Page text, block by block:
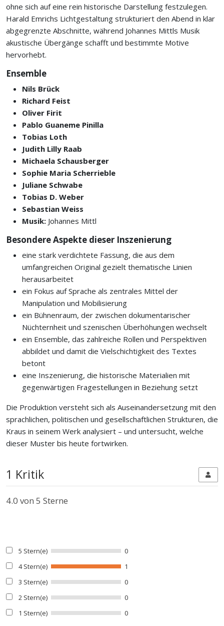
ohne sich auf eine rein historische Darstellung festzulegen.
Harald Emrichs Lichtgestaltung strukturiert den Abend in klar
abgegrenzte Abschnitte, während Johannes Mittls Musik
akustische Übergänge schafft und bestimmte Motive
hervorhebt.
Ensemble
Nils Brück
Richard Feist
Oliver Firit
Pablo Guaneme Pinilla
Tobias Loth
Judith Lilly Raab
Michaela Schausberger
Sophie Maria Scherrieble
Juliane Schwabe
Tobias D. Weber
Sebastian Weiss
Musik: Johannes Mittl
Besondere Aspekte dieser Inszenierung
eine stark verdichtete Fassung, die aus dem
umfangreichen Original gezielt thematische Linien
herausarbeitet
ein Fokus auf Sprache als zentrales Mittel der
Manipulation und Mobilisierung
ein Bühnenraum, der zwischen dokumentarischer
Nüchternheit und szenischen Überhöhungen wechselt
ein Ensemble, das zahlreiche Rollen und Perspektiven
abbildet und damit die Vielschichtigkeit des Textes
betont
eine Inszenierung, die historische Materialien mit
gegenwärtigen Fragestellungen in Beziehung setzt
Die Produktion versteht sich als Auseinandersetzung mit den
sprachlichen, politischen und gesellschaftlichen Strukturen, die
Kraus in seinem Werk analysiert – und untersucht, welche
dieser Muster bis heute fortwirken.
1 Kritik
4.0 von 5 Sterne
5 Stern(e)
0
4 Stern(e)
1
3 Stern(e)
0
2 Stern(e)
0
1 Stern(e)
0